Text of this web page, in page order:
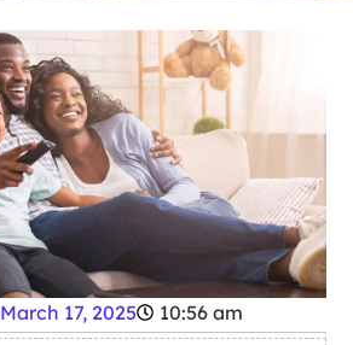
March 17, 2025 10:56 am